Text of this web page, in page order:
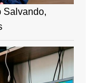
Salvando,